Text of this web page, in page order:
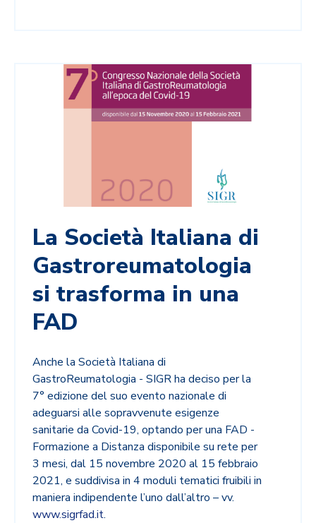
La Società Italiana di
Gastroreumatologia
si trasforma in una
FAD
Anche la Società Italiana di
GastroReumatologia - SIGR ha deciso per la
7° edizione del suo evento nazionale di
adeguarsi alle sopravvenute esigenze
sanitarie da Covid-19, optando per una FAD -
Formazione a Distanza disponibile su rete per
3 mesi, dal 15 novembre 2020 al 15 febbraio
2021, e suddivisa in 4 moduli tematici fruibili in
maniera indipendente l’uno dall’altro – vv.
www.sigrfad.it.